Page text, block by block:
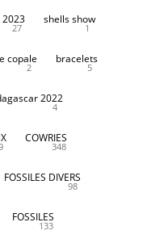
2023
27
shells show
1
copale
2
bracelets
5
2022
4
COWRIES
348
FOSSILES DIVERS
98
FOSSILES
133